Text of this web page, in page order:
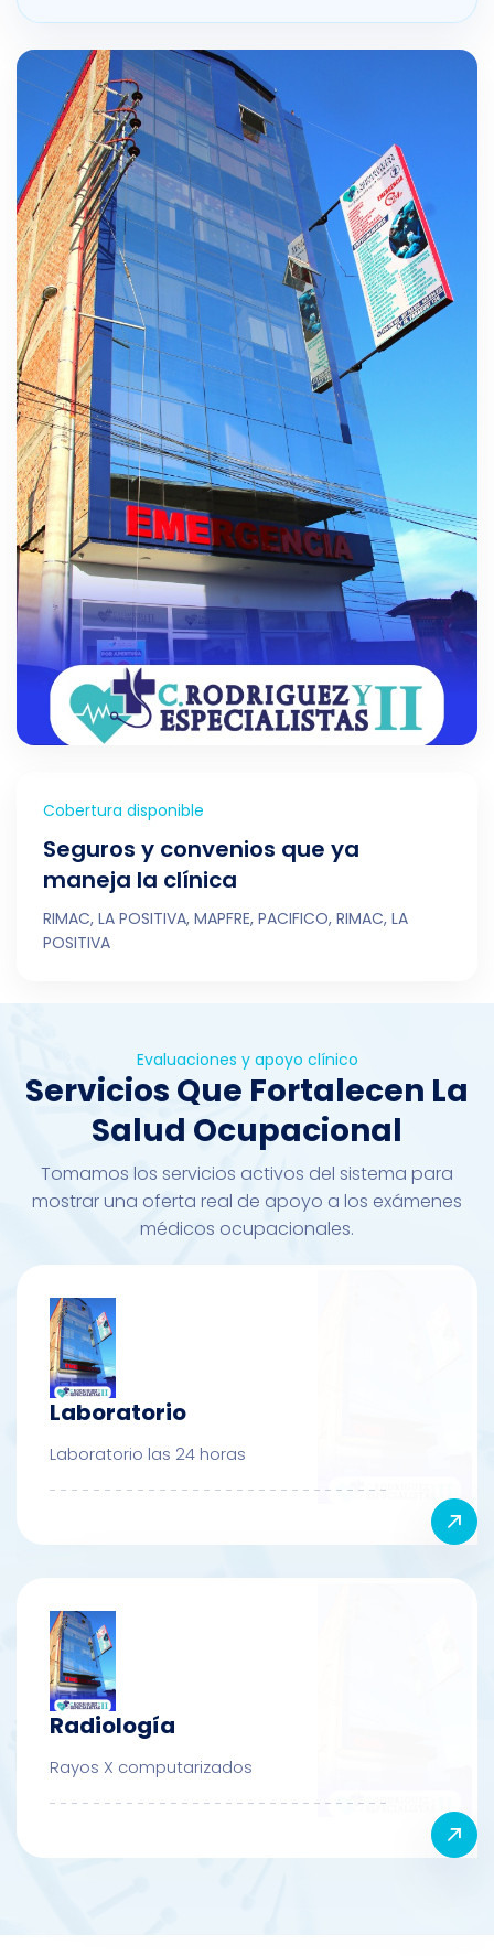
Cobertura disponible
Seguros y convenios que ya
maneja la clínica
RIMAC, LA POSITIVA, MAPFRE, PACIFICO, RIMAC, LA
POSITIVA
Evaluaciones y apoyo clínico
Servicios Que Fortalecen La
Salud Ocupacional
Tomamos los servicios activos del sistema para
mostrar una oferta real de apoyo a los exámenes
médicos ocupacionales.
Laboratorio
Laboratorio las 24 horas
Radiología
Rayos X computarizados